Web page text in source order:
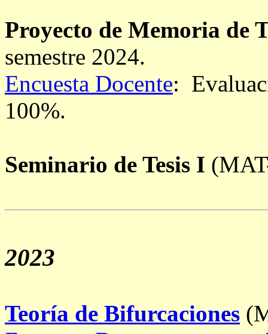
Proyecto de Memoria de
semestre 2024.
Encuesta Docente:
100%.
Seminario de Tesis I
2023
Teoría de Bifurcaciones